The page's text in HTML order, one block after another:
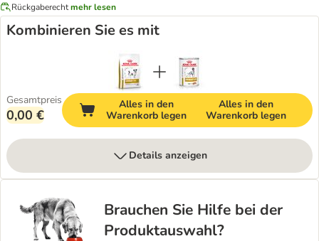
Rückgaberechtmehr lesen
Kombinieren Sie es mit
Gesamtpreis
0,00 €
Alles in den
Warenkorb legen
Alles in den
Warenkorb legen
Details anzeigen
Brauchen Sie Hilfe bei der
Produktauswahl?